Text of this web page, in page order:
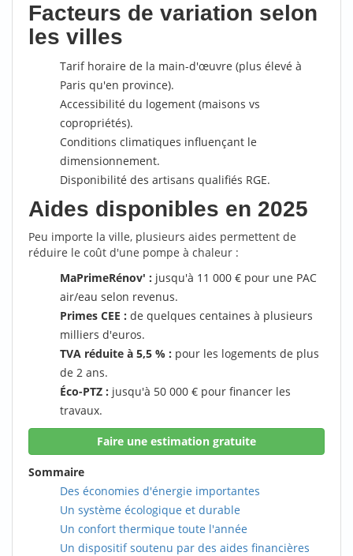
Facteurs de variation selon
les villes
Tarif horaire de la main-d'œuvre (plus élevé à
Paris qu'en province).
Accessibilité du logement (maisons vs
copropriétés).
Conditions climatiques influençant le
dimensionnement.
Disponibilité des artisans qualifiés RGE.
Aides disponibles en 2025
Peu importe la ville, plusieurs aides permettent de
réduire le coût d'une pompe à chaleur :
MaPrimeRénov' : jusqu'à 11 000 € pour une PAC
air/eau selon revenus.
Primes CEE : de quelques centaines à plusieurs
milliers d'euros.
TVA réduite à 5,5 % : pour les logements de plus
de 2 ans.
Éco-PTZ : jusqu'à 50 000 € pour financer les
travaux.
Faire une estimation gratuite
Sommaire
Des économies d'énergie importantes
Un système écologique et durable
Un confort thermique toute l'année
Un dispositif soutenu par des aides financières